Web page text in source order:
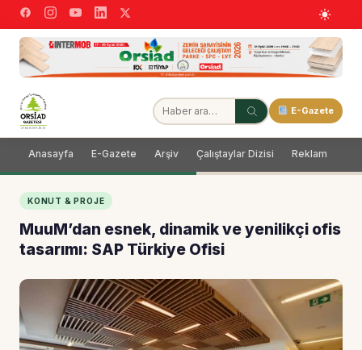
E-Gazete
Anasayfa E-Gazete Arşiv Çalıştaylar Dizisi Reklam
KONUT & PROJE
MuuM’dan esnek, dinamik ve yenilikçi ofis
tasarımı: SAP Türkiye Ofisi